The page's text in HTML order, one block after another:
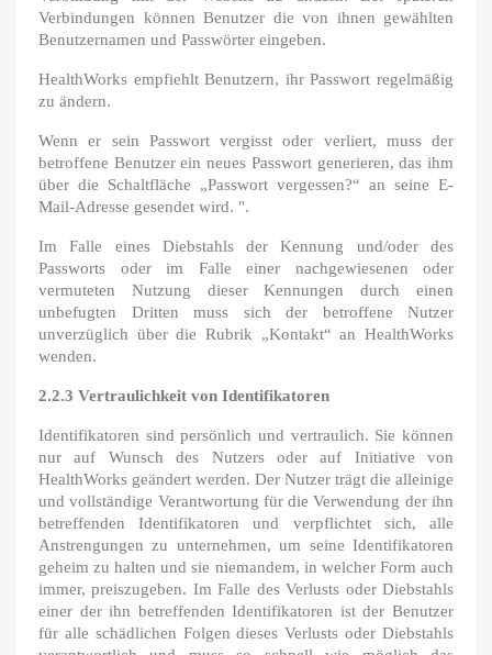
Verbindungen können Benutzer die von ihnen gewählten
Benutzernamen und Passwörter eingeben.
HealthWorks empfiehlt Benutzern, ihr Passwort regelmäßig
zu ändern.
Wenn er sein Passwort vergisst oder verliert, muss der
betroffene Benutzer ein neues Passwort generieren, das ihm
über die Schaltfläche „Passwort vergessen?“ an seine E-
Mail-Adresse gesendet wird. ".
Im Falle eines Diebstahls der Kennung und/oder des
Passworts oder im Falle einer nachgewiesenen oder
vermuteten Nutzung dieser Kennungen durch einen
unbefugten Dritten muss sich der betroffene Nutzer
unverzüglich über die Rubrik „Kontakt“ an HealthWorks
wenden.
2.2.3 Vertraulichkeit von Identifikatoren
Identifikatoren sind persönlich und vertraulich. Sie können
nur auf Wunsch des Nutzers oder auf Initiative von
HealthWorks geändert werden. Der Nutzer trägt die alleinige
und vollständige Verantwortung für die Verwendung der ihn
betreffenden Identifikatoren und verpflichtet sich, alle
Anstrengungen zu unternehmen, um seine Identifikatoren
geheim zu halten und sie niemandem, in welcher Form auch
immer, preiszugeben. Im Falle des Verlusts oder Diebstahls
einer der ihn betreffenden Identifikatoren ist der Benutzer
für alle schädlichen Folgen dieses Verlusts oder Diebstahls